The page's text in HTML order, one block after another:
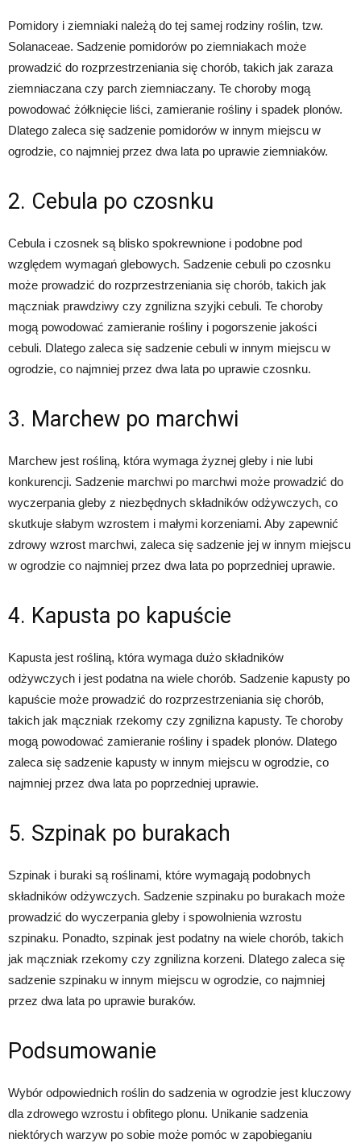
Pomidory i ziemniaki należą do tej samej rodziny roślin, tzw.
Solanaceae. Sadzenie pomidorów po ziemniakach może
prowadzić do rozprzestrzeniania się chorób, takich jak zaraza
ziemniaczana czy parch ziemniaczany. Te choroby mogą
powodować żółknięcie liści, zamieranie rośliny i spadek plonów.
Dlatego zaleca się sadzenie pomidorów w innym miejscu w
ogrodzie, co najmniej przez dwa lata po uprawie ziemniaków.
2. Cebula po czosnku
Cebula i czosnek są blisko spokrewnione i podobne pod
względem wymagań glebowych. Sadzenie cebuli po czosnku
może prowadzić do rozprzestrzeniania się chorób, takich jak
mączniak prawdziwy czy zgnilizna szyjki cebuli. Te choroby
mogą powodować zamieranie rośliny i pogorszenie jakości
cebuli. Dlatego zaleca się sadzenie cebuli w innym miejscu w
ogrodzie, co najmniej przez dwa lata po uprawie czosnku.
3. Marchew po marchwi
Marchew jest rośliną, która wymaga żyznej gleby i nie lubi
konkurencji. Sadzenie marchwi po marchwi może prowadzić do
wyczerpania gleby z niezbędnych składników odżywczych, co
skutkuje słabym wzrostem i małymi korzeniami. Aby zapewnić
zdrowy wzrost marchwi, zaleca się sadzenie jej w innym miejscu
w ogrodzie co najmniej przez dwa lata po poprzedniej uprawie.
4. Kapusta po kapuście
Kapusta jest rośliną, która wymaga dużo składników
odżywczych i jest podatna na wiele chorób. Sadzenie kapusty po
kapuście może prowadzić do rozprzestrzeniania się chorób,
takich jak mączniak rzekomy czy zgnilizna kapusty. Te choroby
mogą powodować zamieranie rośliny i spadek plonów. Dlatego
zaleca się sadzenie kapusty w innym miejscu w ogrodzie, co
najmniej przez dwa lata po poprzedniej uprawie.
5. Szpinak po burakach
Szpinak i buraki są roślinami, które wymagają podobnych
składników odżywczych. Sadzenie szpinaku po burakach może
prowadzić do wyczerpania gleby i spowolnienia wzrostu
szpinaku. Ponadto, szpinak jest podatny na wiele chorób, takich
jak mączniak rzekomy czy zgnilizna korzeni. Dlatego zaleca się
sadzenie szpinaku w innym miejscu w ogrodzie, co najmniej
przez dwa lata po uprawie buraków.
Podsumowanie
Wybór odpowiednich roślin do sadzenia w ogrodzie jest kluczowy
dla zdrowego wzrostu i obfitego plonu. Unikanie sadzenia
niektórych warzyw po sobie może pomóc w zapobieganiu